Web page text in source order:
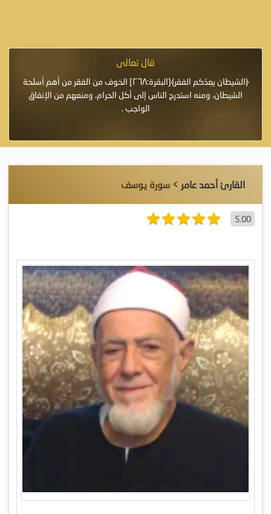
قال تعالى
﴿الشيطان يعِدُكم الفقر﴾[البقرة:٢٦٨] الخوف من الفقر من أهم أسلحة
الشيطان، ومنه استدرج الناس إلى أكل الحرام، ومنعهم من الإنفاق
الواجب .
القارئ أحمد عامر > سورة يوسف
5.00